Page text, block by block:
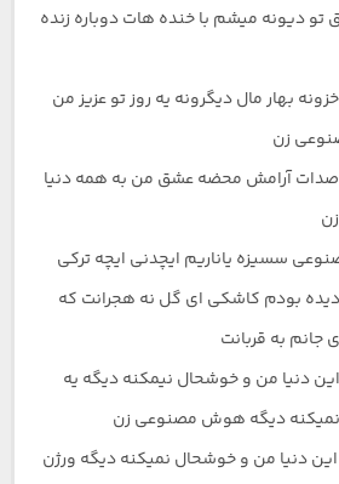
دیونه میشم با خنده هات دوباره زنده
بهار مال دیگرونه یه روز تو عزیز من
زن
آرامش محضه عشق من به همه دنیا
سسیزه یاناریم ایچدنی ایچه ترکی
بودم کاشکی ای گل نه هجرانت که
به قربانت
دنیا من و خوشحال نیمکنه دیگه یه
نمیکنه دیگه هوش مصنوعی زن
دنیا من و خوشحال نمیکنه دیگه ورژن